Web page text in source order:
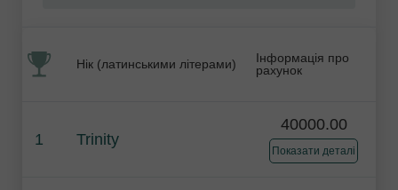
Нік (латинськими літерами)
Інформація про
рахунок
1 Trinity
40000.00
Показати деталі